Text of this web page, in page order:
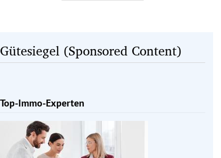
Gütesiegel (Sponsored Content)
Top-Immo-Experten
Slide 1 von 1